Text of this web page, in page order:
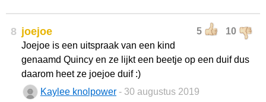
8 5 10
joejoe
Joejoe is een uitspraak van een kind
genaamd Quincy en ze lijkt een beetje op een duif dus
daarom heet ze joejoe duif :)
Kaylee knolpower - 30 augustus 2019